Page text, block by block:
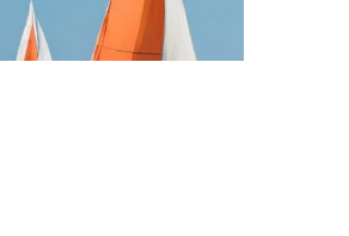
en garantissant la